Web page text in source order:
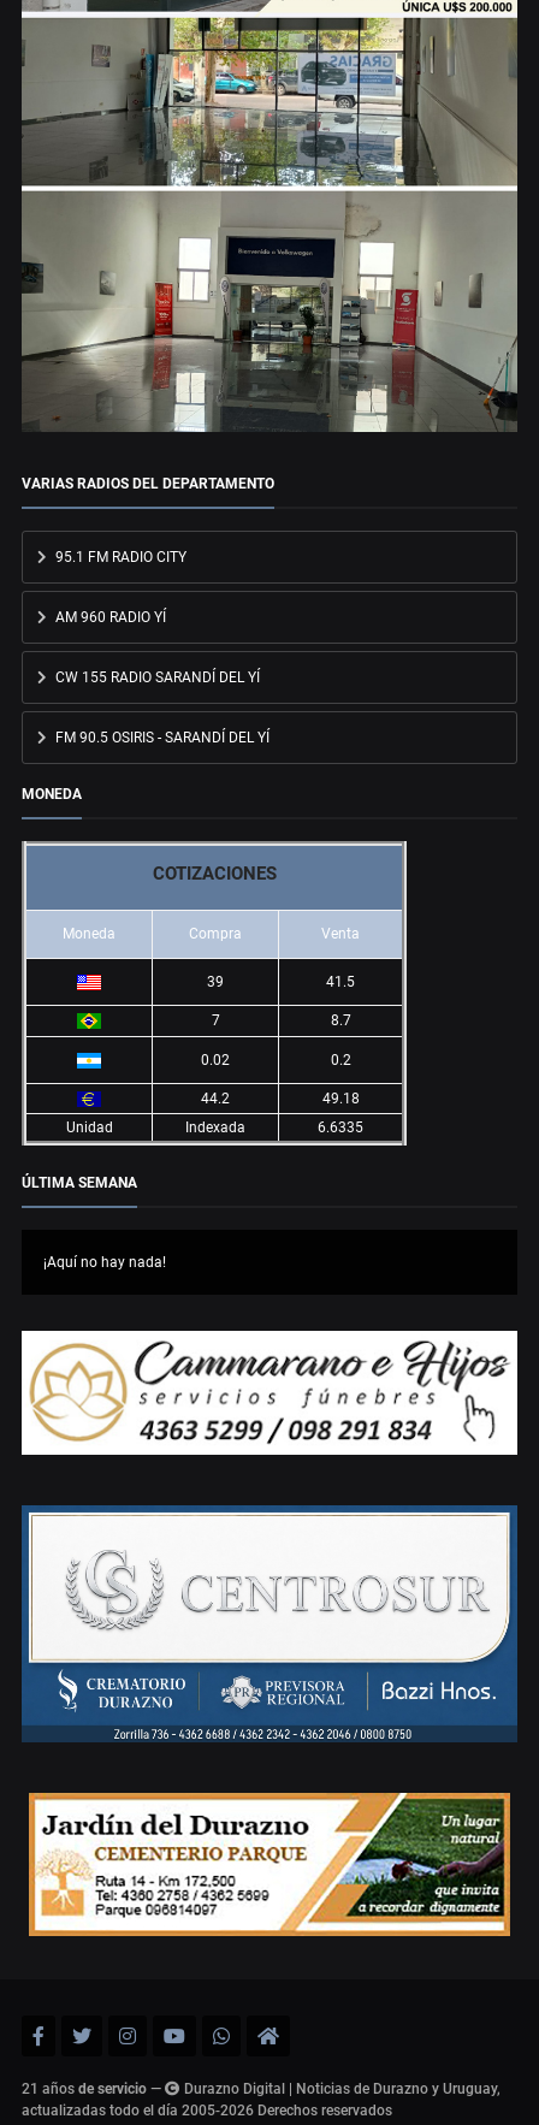
VARIAS RADIOS DEL DEPARTAMENTO
95.1 FM RADIO CITY
AM 960 RADIO YÍ
CW 155 RADIO SARANDÍ DEL YÍ
FM 90.5 OSIRIS - SARANDÍ DEL YÍ
MONEDA
COTIZACIONES
Moneda Compra Venta
39 41.5
7 8.7
0.02 0.2
44.2
49.18
Unidad
Indexada 6.6335
ÚLTIMA SEMANA
¡Aquí no hay nada!
21 años de servicio —
Durazno Digital | Noticias de Durazno y Uruguay,
actualizadas todo el día 2005-2026 Derechos reservados